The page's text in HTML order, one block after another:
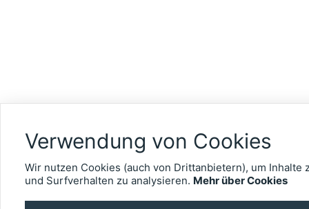
Verwendung von Cookies
Wir nutzen Cookies (auch von Drittanbietern), um Inhalte
und Surfverhalten zu analysieren. Mehr über Cookies